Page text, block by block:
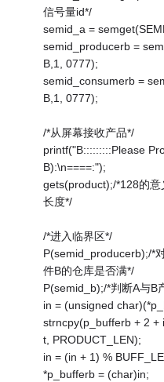
信号量id*/
semid_a =
semid_producerb =
B,1, 0777);
semid_consumerb =
B,1, 0777);
/*从屏幕接收产品*/
printf("B:::::::::Please
B):\n====:");
gets(product);/*128的意
长度*/
/*进入临界区*/
P(semid_producerb);/*
件B的仓库是否满*/
P(semid_b);/*判断A与B
in = (unsigned
strncpy(p_bufferb + 2 +
t, PRODUCT_LEN);
in = (in + 1) %
*p_bufferb = (char)in;